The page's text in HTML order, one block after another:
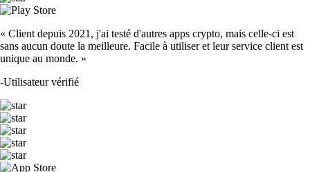
« Client depuis 2021, j'ai testé d'autres apps crypto, mais celle-ci est
sans aucun doute la meilleure. Facile à utiliser et leur service client est
unique au monde. »
-Utilisateur vérifié